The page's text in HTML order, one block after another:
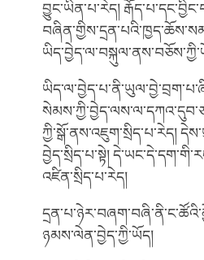
བྱུང་ཡིན་པ་རེད།
ཀྱི་སྒོ་ནས་འཇུག་སྲིད་པ་རེད།
བྱེད་སྲིད་པ་སྟེ།
འཛིན་སྲིད་པ་རེད།
ཉམས་ལེན་བྱེད་ཀྱི་ཡོད།